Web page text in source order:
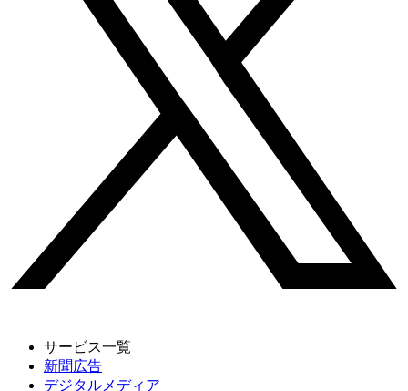
サービス一覧
新聞広告
デジタルメディア